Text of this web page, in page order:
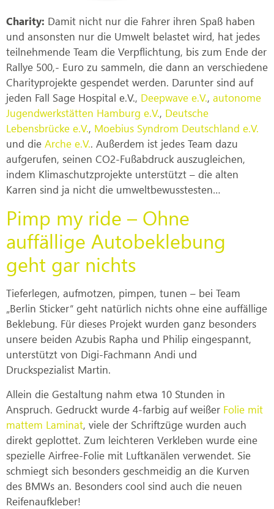
Charity: Damit nicht nur die Fahrer ihren Spaß haben
und ansonsten nur die Umwelt belastet wird, hat jedes
teilnehmende Team die Verpflichtung, bis zum Ende der
Rallye 500,- Euro zu sammeln, die dann an verschiedene
Charityprojekte gespendet werden. Darunter sind auf
jeden Fall Sage Hospital e.V., Deepwave e.V., autonome
Jugendwerkstätten Hamburg e.V., Deutsche
Lebensbrücke e.V., Moebius Syndrom Deutschland e.V.
und die Arche e.V.. Außerdem ist jedes Team dazu
aufgerufen, seinen CO2-Fußabdruck auszugleichen,
indem Klimaschutzprojekte unterstützt – die alten
Karren sind ja nicht die umweltbewusstesten…
Pimp my ride – Ohne
auffällige Autobeklebung
geht gar nichts
Tieferlegen, aufmotzen, pimpen, tunen – bei Team
„Berlin Sticker“ geht natürlich nichts ohne eine auffällige
Beklebung. Für dieses Projekt wurden ganz besonders
unsere beiden Azubis Rapha und Philip eingespannt,
unterstützt von Digi-Fachmann Andi und
Druckspezialist Martin.
Allein die Gestaltung nahm etwa 10 Stunden in
Anspruch. Gedruckt wurde 4-farbig auf weißer Folie mit
mattem Laminat, viele der Schriftzüge wurden auch
direkt geplottet. Zum leichteren Verkleben wurde eine
spezielle Airfree-Folie mit Luftkanälen verwendet. Sie
schmiegt sich besonders geschmeidig an die Kurven
des BMWs an. Besonders cool sind auch die neuen
Reifenaufkleber!